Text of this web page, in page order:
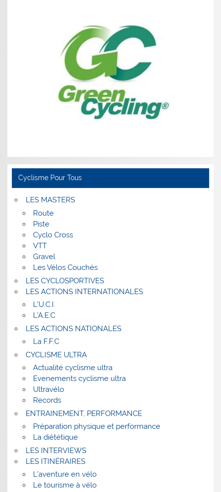
Cyclisme Pour Tous
LES MASTERS
Route
Piste
Cyclo Cross
VTT
Gravel
Les Vélos Couchés
LES CYCLOSPORTIVES
LES ACTIONS INTERNATIONALES
L’U.C.I.
L’A.E.C
LES ACTIONS NATIONALES
La F.F.C
CYCLISME ULTRA
Actualité cyclisme ultra
Evenements cyclisme ultra
Ultravélo
Records
ENTRAINEMENT, PERFORMANCE
Préparation physique et performance
La diététique
LES INTERVIEWS
LES ITINÉRAIRES
L’aventure en vélo
Le tourisme à vélo